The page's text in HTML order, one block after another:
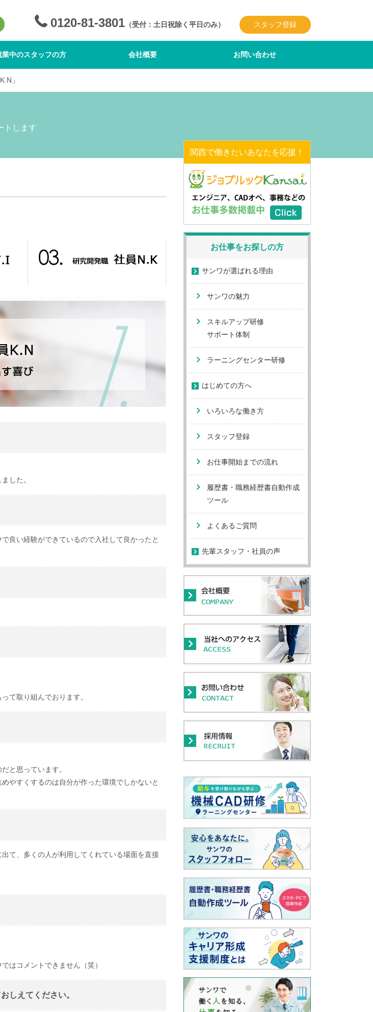
0120-81-3801 （受付：土日祝除く平日のみ） スタッフ登録
業中のスタッフの方 会社概要 お問い合わせ
」
トします
した。
良い経験ができているので入社して良かったと
て取り組んでおります。
と思っています。
やすくするのは自分が作った環境でしかないと
て、多くの人が利用してくれている場面を直接
はコメントできません（笑）
しえてください。
関西で働きたいあなたを応援！
お仕事をお探しの方
サンワが選ばれる理由
サンワの魅力
スキルアップ研修
サポート体制
ラーニングセンター研修
はじめての方へ
いろいろな働き方
スタッフ登録
お仕事開始までの流れ
履歴書・職務経歴書自動作成
ツール
よくあるご質問
先輩スタッフ・社員の声